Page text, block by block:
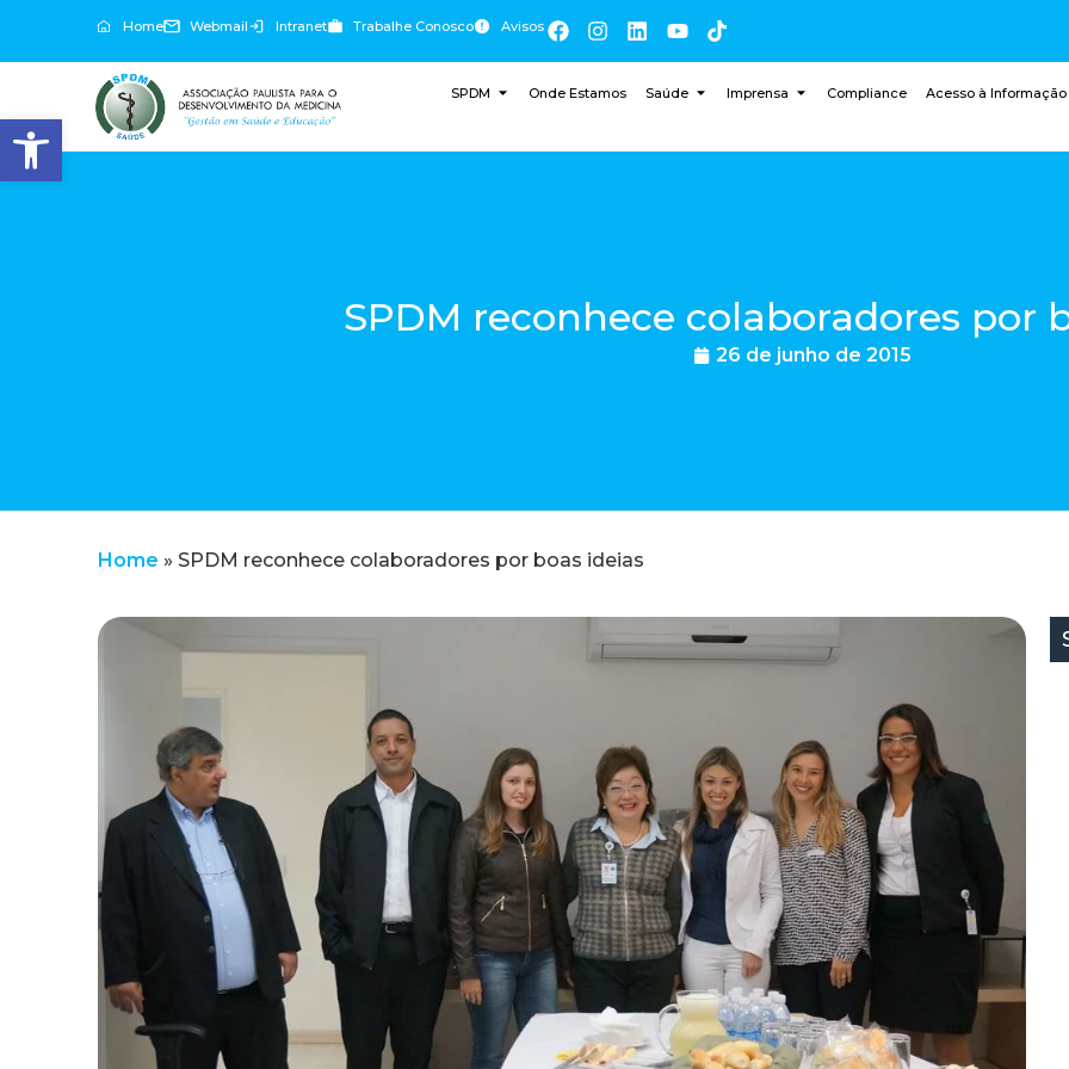
Abrir a barra de ferramentas
Home Webmail Intranet Trabalhe Conosco Avisos
SPDM Onde Estamos Saúde Imprensa Compliance Acesso à Informação
SPDM reconhece colaboradores por
26 de junho de 2015
Home » SPDM reconhece colaboradores por boas ideias